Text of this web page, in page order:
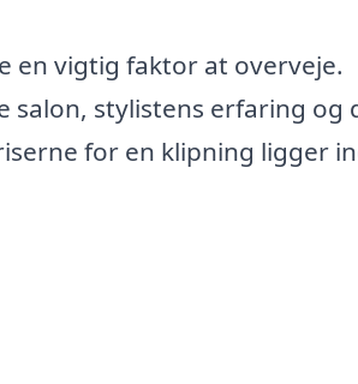
en vigtig faktor at overveje.
stylistens erfaring og
for en klipning ligger